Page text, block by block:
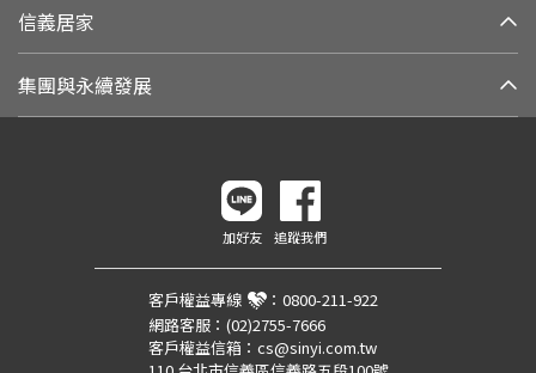
信義居家
集團與永續發展
加好友 追蹤我們
客戶權益專線 ： 0800-211-922
網路客服： (02)2755-7666
客戶權益信箱： cs@sinyi.com.tw